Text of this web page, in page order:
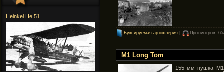
Heinkel He.51
Буксируемая артиллерия Просмотров:
M1 Long Tom
155 мм пушка M1